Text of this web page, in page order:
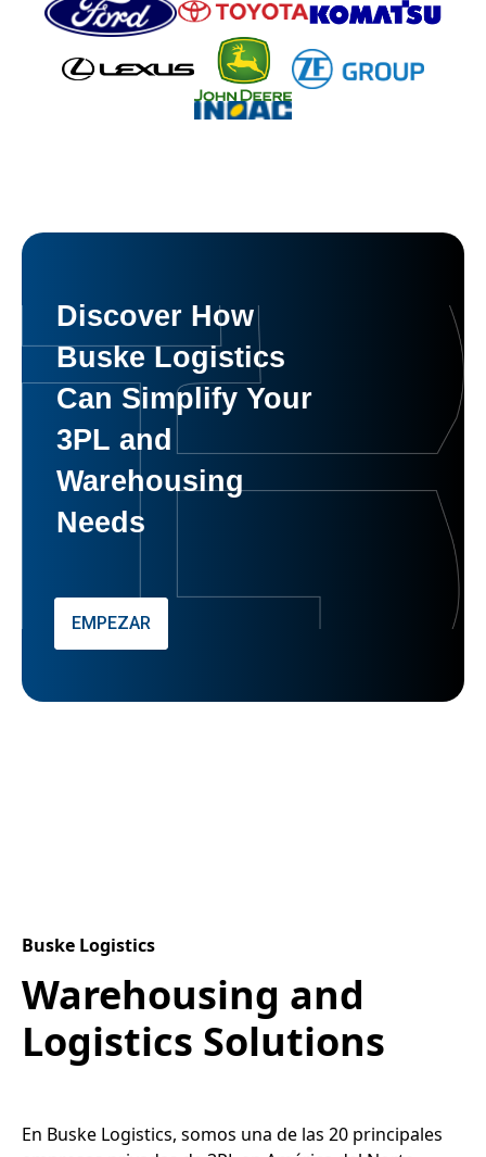
Discover How
Buske Logistics
Can Simplify Your
3PL and
Warehousing
Needs
EMPEZAR
Buske Logistics
Warehousing and
Logistics Solutions
En Buske Logistics, somos una de las 20 principales